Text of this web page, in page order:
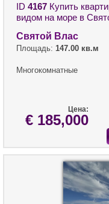
ID 4167 Купить
видом на море в
Святой Влас
Площадь: 147.00 кв.м
Многокомнатные
Цена:
€ 185,000